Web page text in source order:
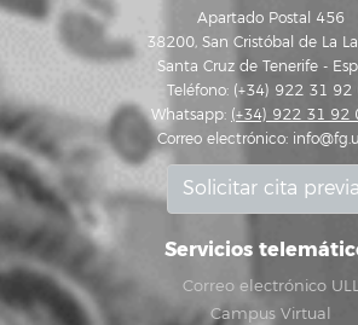
Apartado Postal 456
38200, San Cristóbal de La
Santa Cruz de Tenerife -
Teléfono: (+34) 922 31 92
Whatsapp: (+34) 922 31 92
Correo electrónico:
Solicitar cita previa
Servicios
Correo electrónico
Campus Virtual